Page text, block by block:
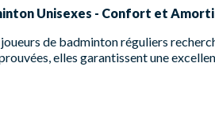
Unisexes - Confort et
de badminton réguliers
elles garantissent une